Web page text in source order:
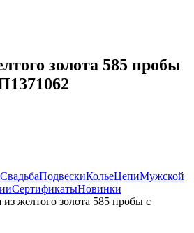
золота 585 пробы
СвадьбаПодвескиКольеЦепиМужской
СертификатыНовинки
из желтого золота 585 пробы с